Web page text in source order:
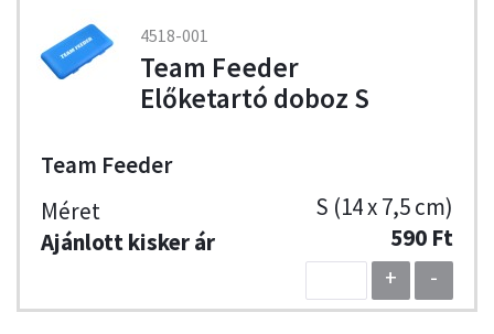
4518-001
Team Feeder
Előketartó doboz S
Team Feeder
S (14 x 7,5 cm)
590 Ft
+
-